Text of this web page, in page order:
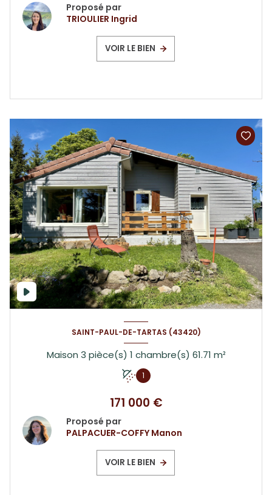
Proposé par
TRIOULIER Ingrid
VOIR LE BIEN
SAINT-PAUL-DE-TARTAS (43420)
Maison 3 pièce(s) 1 chambre(s) 61.71 m²
1
171 000 €
Proposé par
PALPACUER-COFFY Manon
VOIR LE BIEN